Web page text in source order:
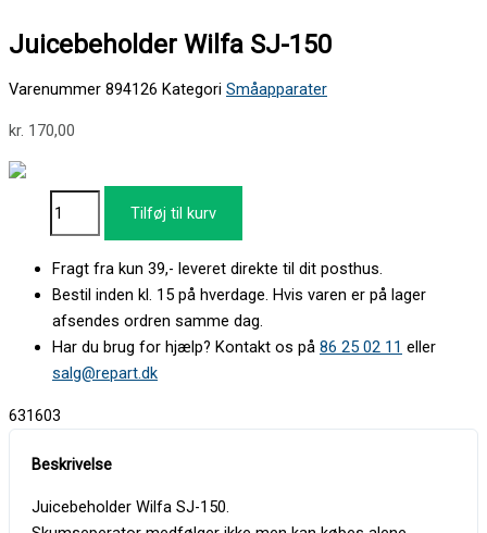
Juicebeholder Wilfa SJ-150
Varenummer 894126 Kategori Småapparater
kr. 170,00
Tilføj til kurv
Fragt fra kun 39,- leveret direkte til dit posthus.
Bestil inden kl. 15 på hverdage. Hvis varen er på lager
afsendes ordren samme dag.
Har du brug for hjælp? Kontakt os på 86 25 02 11 eller
salg@repart.dk
631603
Juicebeholder Wilfa SJ-150.